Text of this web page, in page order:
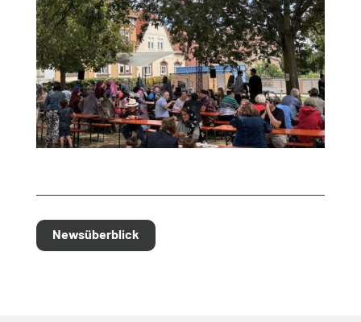
Newsüberblick